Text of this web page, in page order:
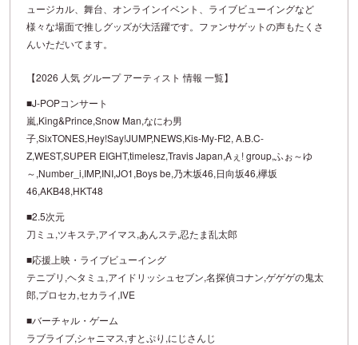
ュージカル、舞台、オンラインイベント、ライブビューイングなど
様々な場面で推しグッズが大活躍です。ファンサゲットの声もたくさ
んいただいてます。
【2026 人気 グループ アーティスト 情報 一覧】
■J-POPコンサート
嵐,King&Prince,Snow Man,なにわ男
子,SixTONES,Hey!Say!JUMP,NEWS,Kis-My-Ft2, A.B.C-
Z,WEST,SUPER EIGHT,timelesz,Travis Japan,Aぇ! group,ふぉ～ゆ
～,Number_i,IMP,INI,JO1,Boys be,乃木坂46,日向坂46,欅坂
46,AKB48,HKT48
■2.5次元
刀ミュ,ツキステ,アイマス,あんステ,忍たま乱太郎
■応援上映・ライブビューイング
テニプリ,ヘタミュ,アイドリッシュセブン,名探偵コナン,ゲゲゲの鬼太
郎,プロセカ,セカライ,IVE
■バーチャル・ゲーム
ラブライブ,シャニマス,すとぷり,にじさんじ